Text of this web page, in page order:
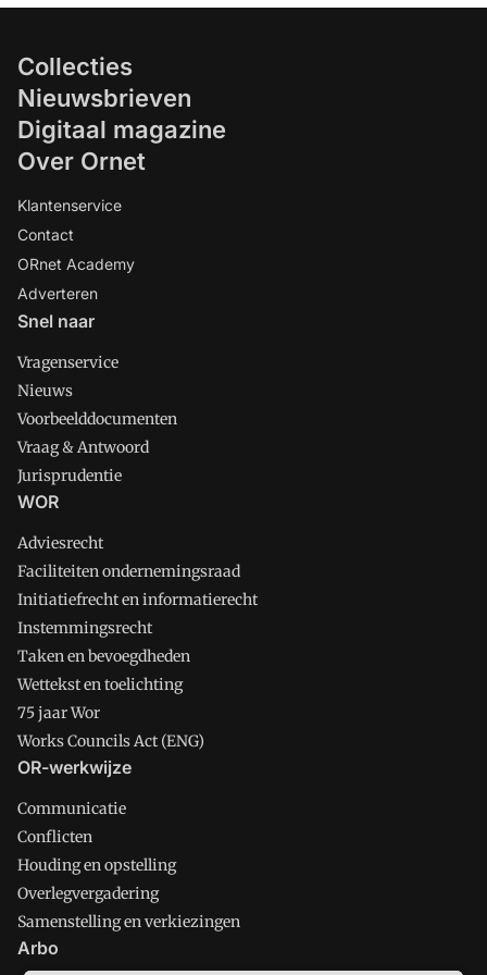
Collecties
Nieuwsbrieven
Digitaal magazine
Over Ornet
Klantenservice
Contact
ORnet Academy
Adverteren
Snel naar
Vragenservice
Nieuws
Voorbeelddocumenten
Vraag & Antwoord
Jurisprudentie
WOR
Adviesrecht
Faciliteiten ondernemingsraad
Initiatiefrecht en informatierecht
Instemmingsrecht
Taken en bevoegdheden
Wettekst en toelichting
75 jaar Wor
Works Councils Act (ENG)
OR-werkwijze
Communicatie
Conflicten
Houding en opstelling
Overlegvergadering
Samenstelling en verkiezingen
Arbo